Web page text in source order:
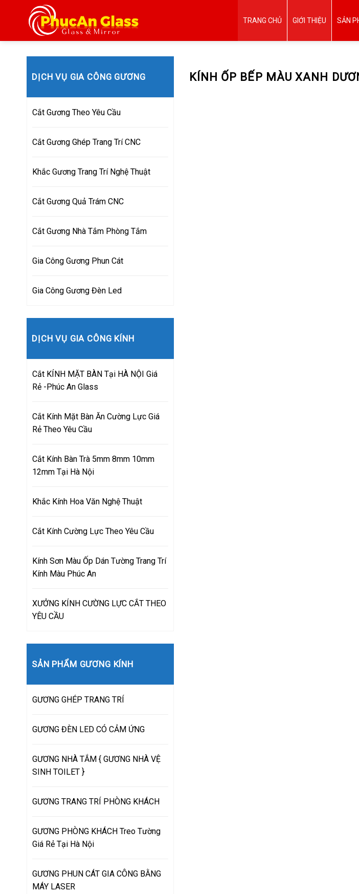
TRANG CHỦ GIỚI THIỆU SẢN
KÍNH ỐP BẾP MÀU XANH
DỊCH VỤ GIA CÔNG GƯƠNG
Cắt Gương Theo Yêu Cầu
Cắt Gương Ghép Trang Trí CNC
Khắc Gương Trang Trí Nghệ Thuật
Cắt Gương Quả Trám CNC
Cắt Gương Nhà Tắm Phòng Tắm
Gia Công Gương Phun Cát
Gia Công Gương Đèn Led
DỊCH VỤ GIA CÔNG KÍNH
Cắt KÍNH MẶT BÀN Tại HÀ NỘI Giá
Rẻ -Phúc An Glass
Cắt Kính Mặt Bàn Ăn Cường Lực Giá
Rẻ Theo Yêu Cầu
Cắt Kính Bàn Trà 5mm 8mm 10mm
12mm Tại Hà Nội
Khắc Kính Hoa Văn Nghệ Thuật
Cắt Kính Cường Lực Theo Yêu Cầu
Kính Sơn Màu Ốp Dán Tường Trang Trí
Kính Màu Phúc An
XƯỞNG KÍNH CƯỜNG LỰC CẮT THEO
YÊU CẦU
SẢN PHẨM GƯƠNG KÍNH
GƯƠNG GHÉP TRANG TRÍ
GƯƠNG ĐÈN LED CÓ CẢM ỨNG
GƯƠNG NHÀ TẮM { GƯƠNG NHÀ VỆ
SINH TOILET }
GƯƠNG TRANG TRÍ PHÒNG KHÁCH
GƯƠNG PHÒNG KHÁCH Treo Tường
Giá Rẻ Tại Hà Nội
GƯƠNG PHUN CÁT GIA CÔNG BẰNG
MÁY LASER